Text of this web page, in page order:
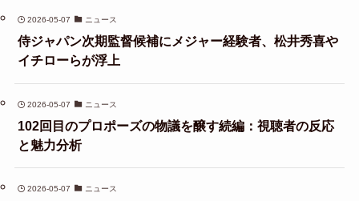
2026-05-07 ニュース
侍ジャパン次期監督候補にメジャー経験者、松井秀喜や
イチローらが浮上
2026-05-07 ニュース
102回目のプロポーズの物議を醸す続編：視聴者の反応
と魅力分析
2026-05-07 ニュース